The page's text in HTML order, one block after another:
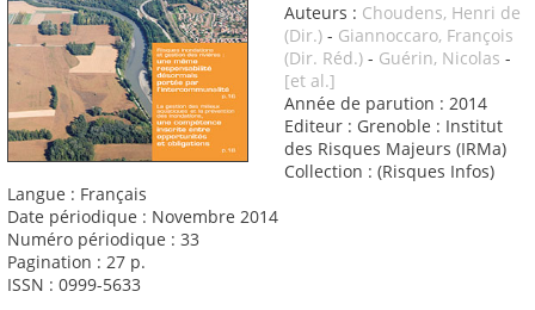
Auteurs : Choudens, Henri de
(Dir.) - Giannoccaro, François
(Dir. Réd.) - Guérin, Nicolas -
[et al.]
Année de parution : 2014
Editeur : Grenoble : Institut
des Risques Majeurs (IRMa)
Collection : (Risques Infos)
Langue : Français
Date périodique : Novembre 2014
Numéro périodique : 33
Pagination : 27 p.
ISSN : 0999-5633